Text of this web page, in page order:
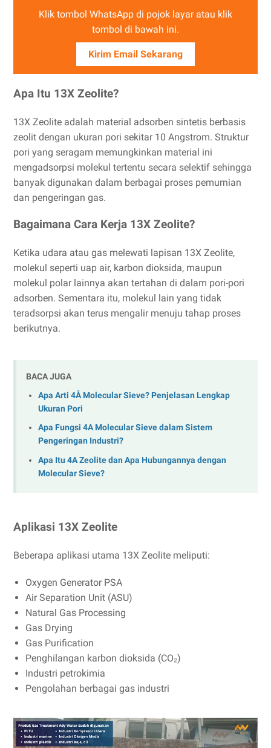
Klik tombol WhatsApp di pojok layar atau klik
tombol di bawah ini.
Kirim Email Sekarang
Apa Itu 13X Zeolite?
13X Zeolite adalah material adsorben sintetis berbasis
zeolit dengan ukuran pori sekitar 10 Angstrom. Struktur
pori yang seragam memungkinkan material ini
mengadsorpsi molekul tertentu secara selektif sehingga
banyak digunakan dalam berbagai proses pemurnian
dan pengeringan gas.
Bagaimana Cara Kerja 13X Zeolite?
Ketika udara atau gas melewati lapisan 13X Zeolite,
molekul seperti uap air, karbon dioksida, maupun
molekul polar lainnya akan tertahan di dalam pori-pori
adsorben. Sementara itu, molekul lain yang tidak
teradsorpsi akan terus mengalir menuju tahap proses
berikutnya.
BACA JUGA
Apa Arti 4Å Molecular Sieve? Penjelasan Lengkap
Ukuran Pori
Apa Fungsi 4A Molecular Sieve dalam Sistem
Pengeringan Industri?
Apa Itu 4A Zeolite dan Apa Hubungannya dengan
Molecular Sieve?
Aplikasi 13X Zeolite
Beberapa aplikasi utama 13X Zeolite meliputi:
Oxygen Generator PSA
Air Separation Unit (ASU)
Natural Gas Processing
Gas Drying
Gas Purification
Penghilangan karbon dioksida (CO₂)
Industri petrokimia
Pengolahan berbagai gas industri